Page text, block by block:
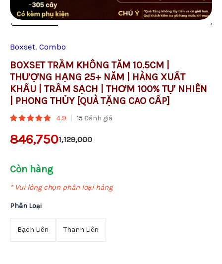
Boxset, Combo
BOXSET TRẦM KHÔNG TĂM 10.5CM |
THƯỢNG HẠNG 25+ NĂM | HÀNG XUẤT
KHẨU | TRẦM SẠCH | THƠM 100% TỰ NHIÊN
| PHONG THỦY [QUÀ TẶNG CAO CẤP]
4.9trên 5
dựa trên
15
4.9 15 Đánh giá
1,129,000
846,750
Còn hàng
* Vui lòng chọn phân loại hàng
Phân Loại
Bạch Liên Thanh Liên
100%
Tự
Phong
Thủy
[Quà
Tặng
Cao
Cấp]
lượng